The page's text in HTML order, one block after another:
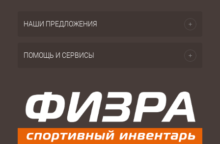
НАШИ ПРЕДЛОЖЕНИЯ
ПОМОЩЬ И СЕРВИСЫ